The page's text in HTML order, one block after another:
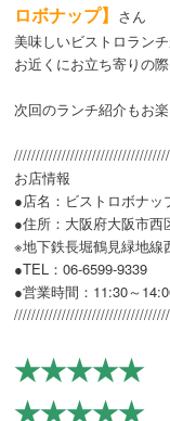
ロボナップ】 さん
美味しいビストロラン
お近くにお立ち寄りの
次回のランチ紹介もお
お店情報
●店名：ビストロボナッ
●住所：大阪府大阪市西
※地下鉄長堀鶴見緑地線
●TEL：06-6599-9339
●営業時間：11:30～
★★★★★ お
★★★★★